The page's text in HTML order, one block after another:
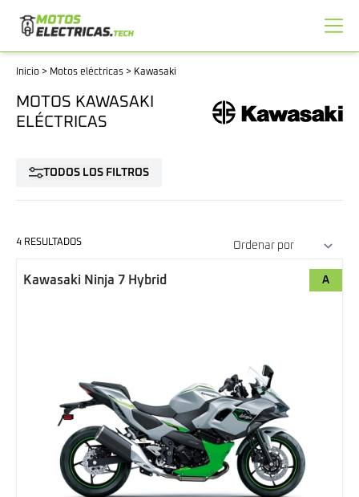
Inicio > Motos eléctricas > Kawasaki
MOTOS KAWASAKI
ELÉCTRICAS
TODOS LOS FILTROS
4 RESULTADOS
Kawasaki Ninja 7 Hybrid A